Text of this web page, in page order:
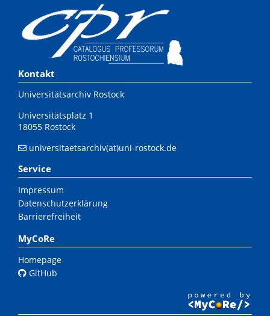
Kontakt
Universitätsarchiv Rostock
Universitätsplatz 1
18055 Rostock
universitaetsarchiv(at)uni-rostock.de
Service
Impressum
Datenschutzerklärung
Barrierefreiheit
MyCoRe
Homepage
GitHub